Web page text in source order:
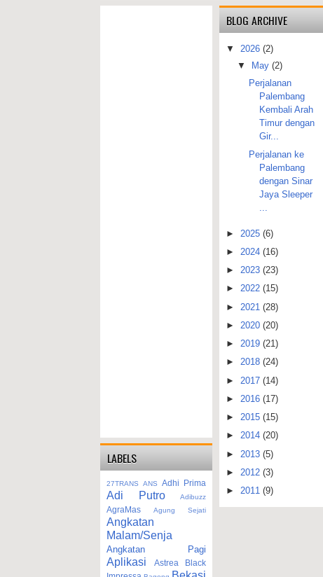
LABELS
27TRANS ANS Adhi Prima
Adi Putro Adibuzz
AgraMas Agung Sejati
Angkatan
Malam/Senja
Angkatan Pagi
Aplikasi
Astrea Black
BLOG ARCHIVE
▼2026(2)
▼
May (2)
Perjalanan
Palembang
Kembali Arah
Timur dengan
Gir...
Perjalanan ke
Palembang
dengan Sinar
Jaya Sleeper
► 2025(6)
► 2024(16)
►2023(23)
►2022(15)
► 2021(28)
► 2020(20)
►2019(21)
►2018(24)
► 2017(14)
► 2016(17)
►2015(15)
►2014(20)
► 2013(5)
► 2012(3)
►2011(9)